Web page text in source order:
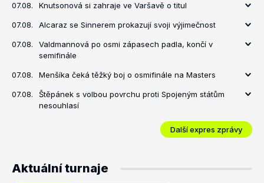
07.08. Knutsonová si zahraje ve Varšavě o titul
07.08. Alcaraz se Sinnerem prokazují svoji výjimečnost
07.08.
Valdmannová po osmi zápasech padla, končí v
semifinále
07.08. Menšíka čeká těžký boj o osmifinále na Masters
07.08.
Štěpánek s volbou povrchu proti Spojeným státům
nesouhlasí
Další expres zprávy
Aktuální turnaje